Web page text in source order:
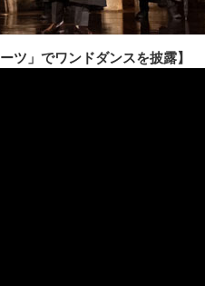
ツ」でワンドダンスを披露】